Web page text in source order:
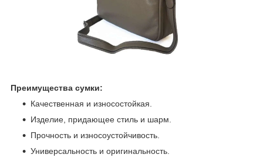
Преимущества сумки:
Качественная и износостойкая.
Изделие, придающее стиль и шарм.
Прочность и износоустойчивость.
Универсальность и оригинальность.